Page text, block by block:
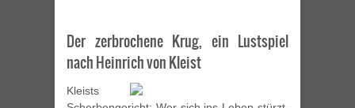
Der zerbrochene Krug, ein Lustspiel
nach Heinrich von Kleist
Kleists